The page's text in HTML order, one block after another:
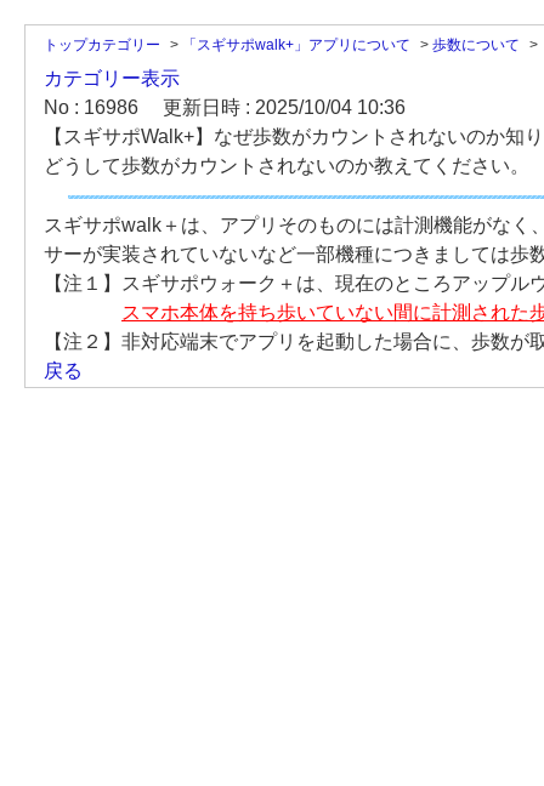
トップカテゴリー > 「スギサポwalk+」アプリについて > 歩数について >
カテゴリー表示
No : 16986
更新日時 : 2025/10/04 10:36
【スギサポWalk+】なぜ歩数がカウントされないのか知
どうして歩数がカウントされないのか教えてください。
スギサポwalk＋は、アプリそのものには計測機能がな
サーが実装されていないなど一部機種につきましては歩
【注１】スギサポウォーク＋は、現在のところアップ
スマホ本体を持ち歩いていない間に計測された
【注２】非対応端末でアプリを起動した場合に、歩数が
戻る